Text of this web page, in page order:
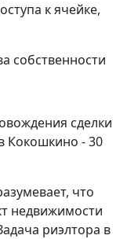
к ячейке,
собственности
сделки
Кокошкино - 30
что
недвижимости
риэлтора в